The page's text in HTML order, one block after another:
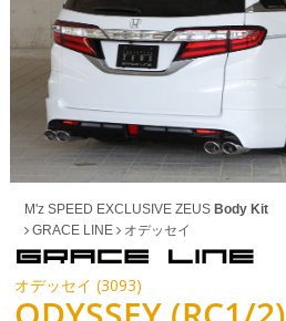
M'z SPEED EXCLUSIVE ZEUS Body Kit
GRACE LINE オデッセイ
オデッセイ (3093)